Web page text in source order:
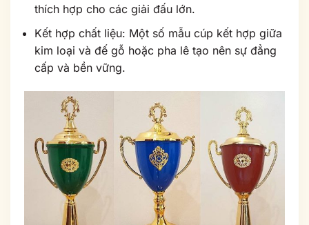
thích hợp cho các giải đấu lớn.
Kết hợp chất liệu: Một số mẫu cúp kết hợp giữa
kim loại và đế gỗ hoặc pha lê tạo nên sự đẳng
cấp và bền vững.